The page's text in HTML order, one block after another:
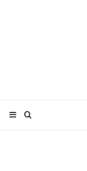
SidebarSearch for